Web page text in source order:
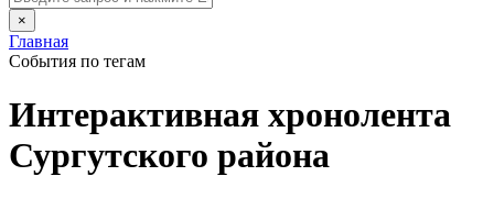
×
Главная
События по тегам
Интерактивная хронолента
Сургутского района